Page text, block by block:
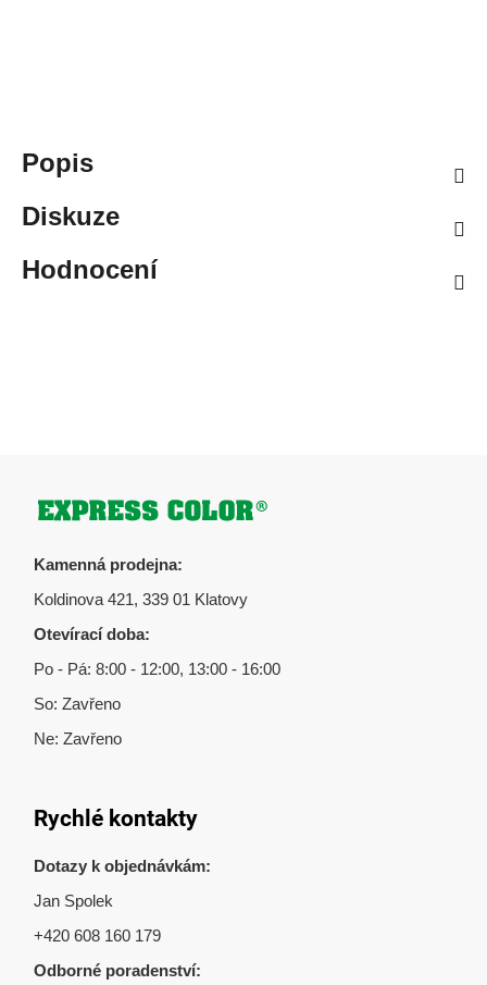
Popis
Diskuze
Hodnocení
Zápatí
Kamenná prodejna:
Koldinova 421, 339 01 Klatovy
Otevírací doba:
Po - Pá: 8:00 - 12:00, 13:00 - 16:00
So: Zavřeno
Ne: Zavřeno
Rychlé kontakty
Dotazy k objednávkám:
Jan Spolek
+420 608 160 179
Odborné poradenství: